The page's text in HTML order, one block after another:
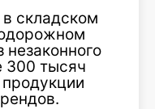
складском
незаконного
300 тысяч